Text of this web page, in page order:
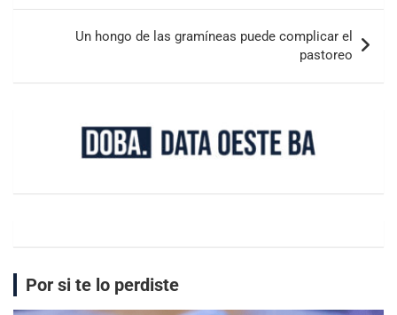
Un hongo de las gramíneas puede complicar el
pastoreo
Por si te lo perdiste